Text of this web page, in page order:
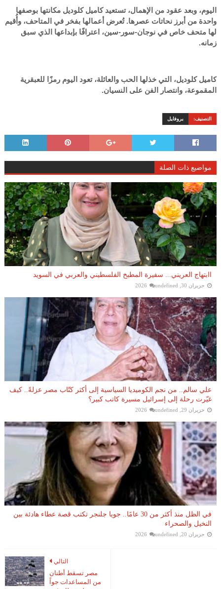
اليوم، وبعد عقود من الإهمال، تستعيد كاميل كلوديل مكانتها بوصفها
واحدة من أبرز نحاتات عصرها. تُعرض أعمالها بفخر في المتاحف، وأُقيم
لها متحف خاص في نوجان-سور-سين، اعترافًا بإبداعها الذي سبق
زمانه.
كاميل كلوديل، التي خذلها الحب والعائلة، تعود اليوم رمزًا للعبقرية
المقموعة، وانتصار الفن على النسيان.
التصنيف: بروفايل
مواضيع ذات الصلة
اابتهاج العريني... سفيرة المطبخ الفلسطيني والعربي في السويد
حزيران 30, 2026 undefined
علي سالم.. من نجم الكوميديا السياسية إلى أكثر كتّاب مصر عزلةً.. كيف
غيّرت رحلة إلى إسرائيل مسيرة كاتب كبير؟
حزيران 29, 2026 undefined
في الظل منذ أكثر من 30 عامًا.. جويا جلنجر تكتب قصة عطاء هادئة بين
النخيل والصحراء
حزيران 20, 2026 undefined
التالي
مصر تسقط أطنان
من المساعدات جواً